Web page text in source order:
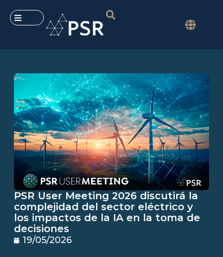
PSR User Meeting 2026 discutirá la
complejidad del sector eléctrico y
los impactos de la IA en la toma de
decisiones
19/05/2026